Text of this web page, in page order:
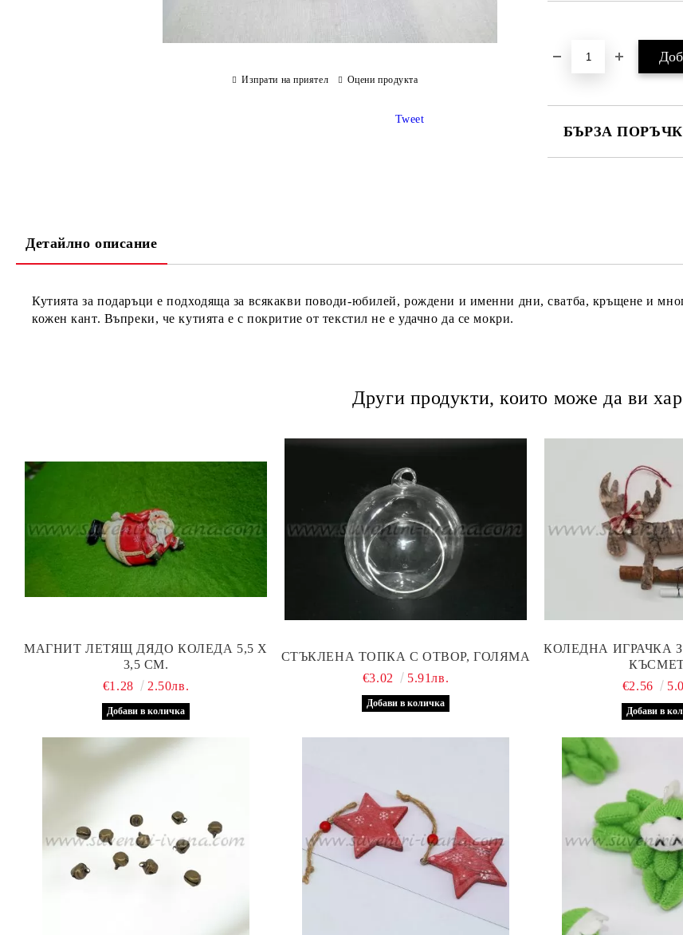
БЪРЗА
Изпрати на приятел Оцени продукта
Tweet
Детайлно описание
Кутията за подаръци е подходяща за всякакви поводи-юбилей, рождени и именни дни, сватба, кръщене и
кожен кант. Въпреки, че кутията е с покритие от текстил не е удачно да се мокри.
Други продукти, които може да ви
МАГНИТ ЛЕТЯЩ ДЯДО КОЛЕДА 5,5 Х
3,5 СМ.
€1.28
2.50лв.
СТЪКЛЕНА ТОПКА С ОТВОР, ГОЛЯМА
€3.02
5.91лв.
КОЛЕДНА ИГРАЧКА
€2.56